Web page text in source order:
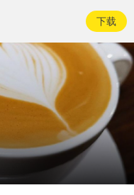
下载